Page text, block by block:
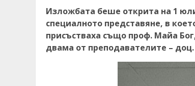
Изложбата беше открита на 1
специалното представяне, в
присъстваха също проф. Майа
двама от преподавателите –